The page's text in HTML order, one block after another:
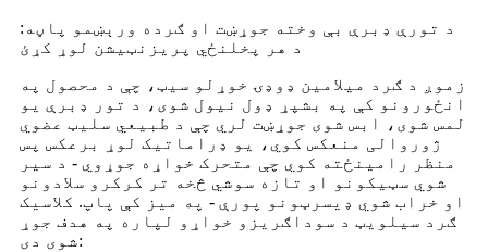
د تورې ډبرې بې وخته جوړښت او ګرده ورېښمو پاڼه:
د هر پخلنځي پریزنټیشن لوړ کړئ
زموږ د ګرد میلامین ډوډۍ خوړلو سیټ، چې د محصول په
انځورونو کې په بشپړ ډول نیول شوی، د تور ډبرې یو
لمس شوی، ابس شوی جوړښت لري چې د طبیعي سلیټ عضوي
ژوروالی منعکس کوي، یو ډراماتیک لوړ برعکس پس
منظر رامینځته کوي چې متحرک خواړه جوړوي - د سیر
شوي سټیکونو او تازه سوشي څخه تر کرکرو سلادونو
او خراب شوي ډیسرټونو پورې - په میز کې پاپ. کلاسیک
ګرد سیلویټ د سوداګریزو خواړو لپاره په هدف جوړ
شوی دی: